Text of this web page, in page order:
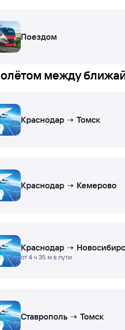
Поездом
между
Краснодар → Томск
Краснодар → Кемерово
Краснодар →
от 4 ч 35 м в пути
Ставрополь → Томск